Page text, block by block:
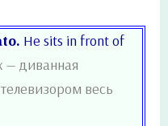
He sits in front of
диванная
весь